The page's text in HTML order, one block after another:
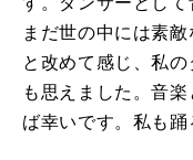
まだ世の中には素
と改めて感じ、私
も思えました。音
ば幸いです。私も踊